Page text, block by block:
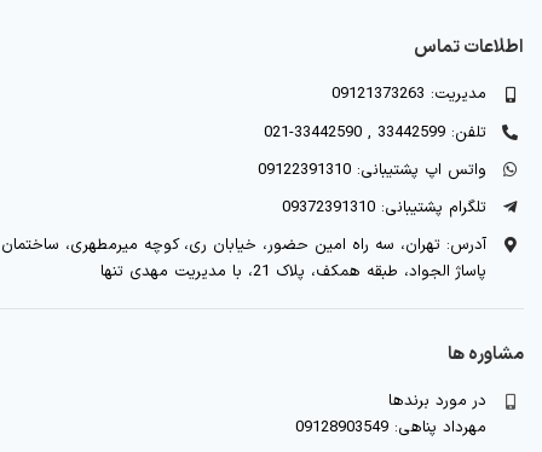
اطلاعات تماس
مدیریت: 09121373263
تلفن: 33442599 , 33442590-021
واتس اپ پشتیبانی: 09122391310
تلگرام پشتیبانی: 09372391310
آدرس: تهران، سه راه امین حضور، خیابان ری، کوچه میرمطهری، ساختمان
پاساژ الجواد، طبقه همکف، پلاک 21، با مدیریت مهدی تنها
مشاوره ها
در مورد برندها
مهرداد پناهی: 09128903549